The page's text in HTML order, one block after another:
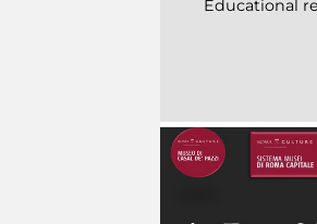
Educational